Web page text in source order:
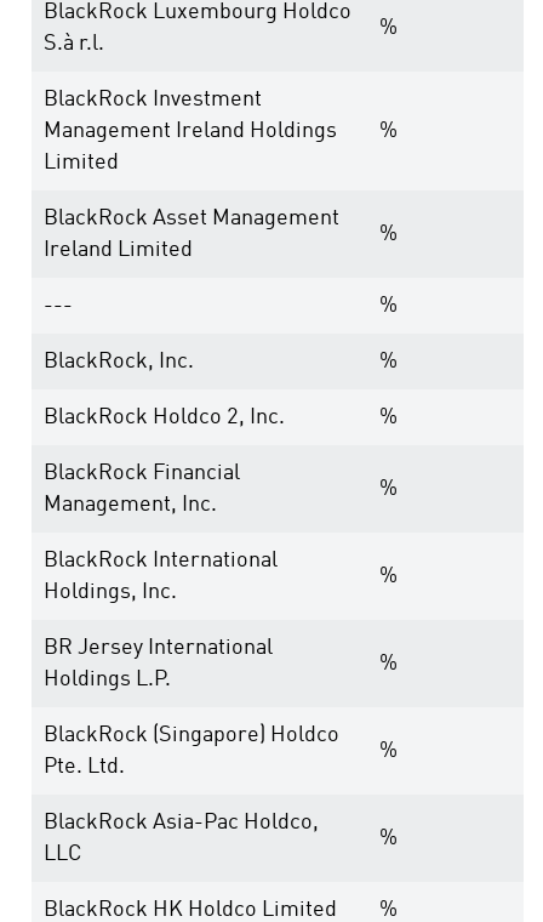
BlackRock Luxembourg Holdco
S.à r.l.
%
BlackRock Investment
Management Ireland Holdings
Limited
%
BlackRock Asset Management
Ireland Limited
%
--- %
BlackRock, Inc. %
BlackRock Holdco 2, Inc. %
BlackRock Financial
Management, Inc.
%
BlackRock International
Holdings, Inc.
%
BR Jersey International
Holdings L.P.
%
BlackRock (Singapore) Holdco
Pte. Ltd.
%
BlackRock Asia-Pac Holdco,
LLC
%
BlackRock HK Holdco Limited %